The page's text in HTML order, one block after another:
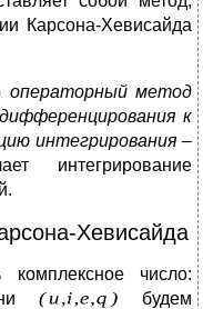
Карсона-Хевисайда
операторный метод
к
интегрирования –
интегрирование
Хевисайда
комплексное число:
будем